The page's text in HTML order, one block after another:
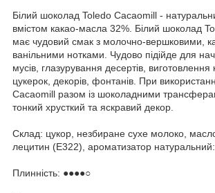
Білий шоколад Toledo Cacaomill -
вмістом какао-масла 32%. Білий шоколад
має чудовий смак з молочно-вершковими,
ванільними нотками. Чудово підійде для
мусів, глазурування десертів, виготовлення
цукерок, декорів, фонтанів. При
Cacaomill разом із шоколадними
тонкий хрусткий та яскравий декор.
Склад: цукор, незбиране сухе молоко,
лецитин (Е322), ароматизатор натуральний:
Плинність: ●●●●○